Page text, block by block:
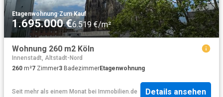
Etagenwohnung·Zum Kauf
1.695.000 €6.519 €/m²
Wohnung 260 m2 Köln
Innenstadt, Altstadt-Nord
260 m²7 Zimmer3 BadezimmerEtagenwohnung
Seit mehr als einem Monat bei Immobilien.de Details ansehen